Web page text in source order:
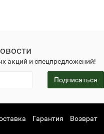
акций и спецпредложений!
Подписаться
Гарантия Возврат